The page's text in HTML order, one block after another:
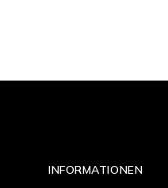
INFORMATIONEN